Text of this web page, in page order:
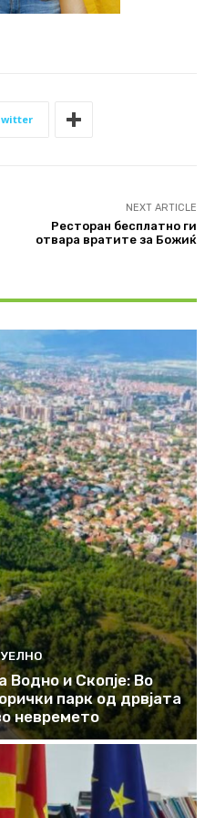
NEXT ARTICLE
Ресторан бесплатно ги
отвара вратите за Божиќ
Водно и Скопје: Во
парк од дрвјата
невремето